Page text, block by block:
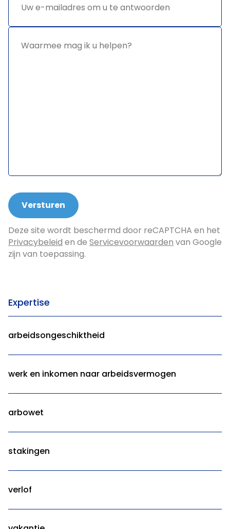
om u te
antwoorden
Waarmee
helpen?
*
Deze site wordt beschermd door reCAPTCHA en het
Privacybeleid en de Servicevoorwaarden van Google
zijn van toepassing.
Expertise
arbeidsongeschiktheid
werk en inkomen naar arbeidsvermogen
arbowet
stakingen
verlof